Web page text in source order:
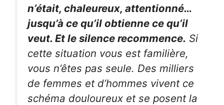
n’était, chaleureux, attentionné…
jusqu’à ce qu’il obtienne ce qu’il
veut. Et le silence recommence. Si
cette situation vous est familière,
vous n’êtes pas seule. Des milliers
de femmes et d’hommes vivent ce
schéma douloureux et se posent la